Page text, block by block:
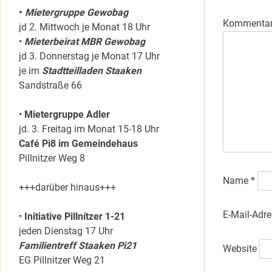
Name *
E-Mail-
Website
• Mietergruppe Gewobag
jd 2. Mittwoch je Monat 18 Uhr
• Mieterbeirat MBR Gewobag
jd 3. Donnerstag je Monat 17 Uhr
je im Stadtteilladen Staaken
Sandstraße 66
• Mietergruppe Adler
jd. 3. Freitag im Monat 15-18 Uhr
Café Pi8 im Gemeindehaus
Pillnitzer Weg 8
+++darüber hinaus+++
• Initiative Pillnítzer 1-21
jeden Dienstag 17 Uhr
Familientreff Staaken Pi21
EG Pillnitzer Weg 21